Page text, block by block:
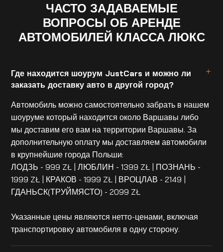
ЧАСТО ЗАДАВАЕМЫЕ
ВОПРОСЫ ОБ АРЕНДЕ
АВТОМОБИЛЕЙ КЛАССА ЛЮКС
Где находится шоурум JustCars и можно ли
заказать доставку авто в другой город?
Автомобиль можно самостоятельно забрать в нашем
шоуруме который находится около Варшавы либо
мы доставим его вам на территории Варшавы. За
дополнительную оплату мы доставляем автомобили
в крупнейшие города Польши:
ЛОДЗЬ - 999 ZŁ | ЛЮБЛИН - 1399 ZŁ | ПОЗНАНЬ -
1999 ZŁ | КРАКОВ - 1999 ZŁ | ВРОЦЛАВ - 2149 |
ГДАНЬСК(ТРУЙМЯСТО) - 2099 ZŁ
Указанные цены являются нетто-ценами, включая
транспортировку автомобиля в одну сторону.